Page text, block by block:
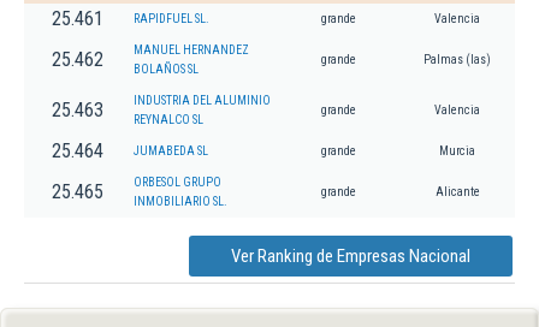
25.461 RAPIDFUEL SL. grande Valencia
25.462
MANUEL HERNANDEZ
BOLAÑOS SL
grande Palmas (las)
25.463
INDUSTRIA DEL ALUMINIO
REYNALCO SL
grande Valencia
25.464 JUMABEDA SL grande Murcia
25.465
ORBESOL GRUPO
INMOBILIARIO SL.
grande Alicante
Ver Ranking de Empresas Nacional